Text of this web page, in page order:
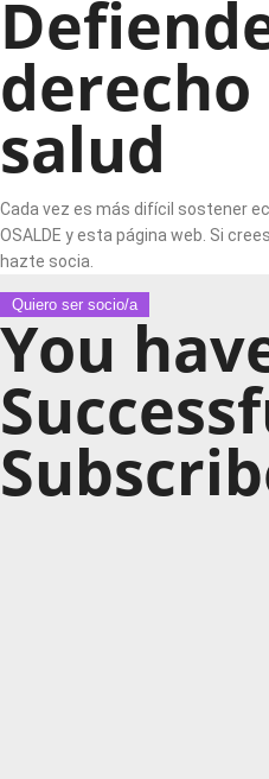
derecho
salud
Cada vez es más difícil sostener
OSALDE y esta página web. Si
hazte socia.
Quiero ser socio/a
You